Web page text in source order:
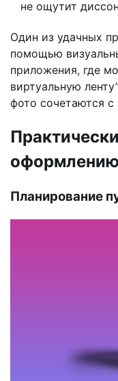
не ощутит
Один из удачных
помощью
приложения, где
виртуальную
фото сочетаются
Планирование